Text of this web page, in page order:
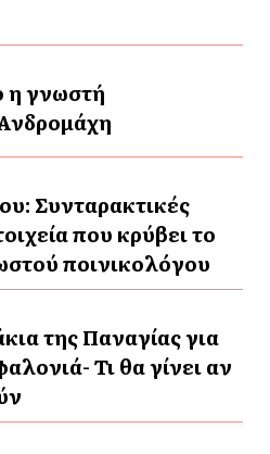
η γνωστή
Συνταρακτικές
που κρύβει το
ποινικολόγου
της Παναγίας για
Τι θα γίνει αν